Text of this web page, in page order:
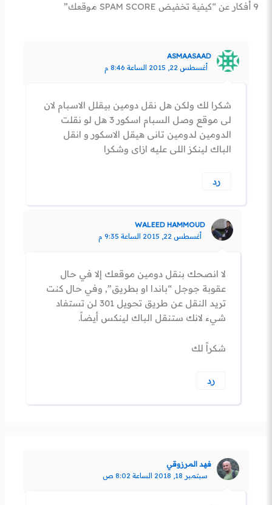
9 أفكار عن “كيفية تخفيض SPAM SCORE موقعك”
ASMAASAAD
أغسطس 22, 2015 الساعة 8:46 م
شكرا لك ولكن هل نقل دومين بيقلل الاسبام لان
لى موقع وصل السبام اسكور 3 هل لو نقلت
الدومين لدومين تانى هيقل الاسكور و انقل
الباك لينكز اللى عليه ازاى وشكرا
رد
WALEED HAMMOUD
أغسطس 22, 2015 الساعة 9:35 م
لا انصحك بنقل دومين موقعك إلا في حال
عقوبة جوجل “باندا او بطريق”, وفي حال كنت
تريد النقل عن طريق تحويل 301 لن تستفاد
شيء لانك ستنقل الباك لينكس أيضاً.
شكراً لك
رد
فهد المرزوقي
سبتمبر 18, 2018 الساعة 8:02 ص